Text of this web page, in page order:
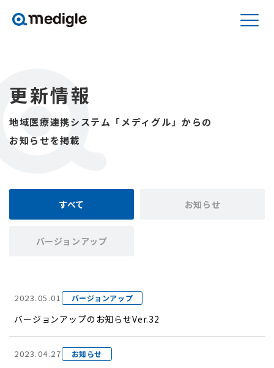
更新情報
地域医療連携システム「メディグル」からの
お知らせを掲載
すべて お知らせ
バージョンアップ
2023.05.01 バージョンアップ
バージョンアップのお知らせVer.32
2023.04.27 お知らせ